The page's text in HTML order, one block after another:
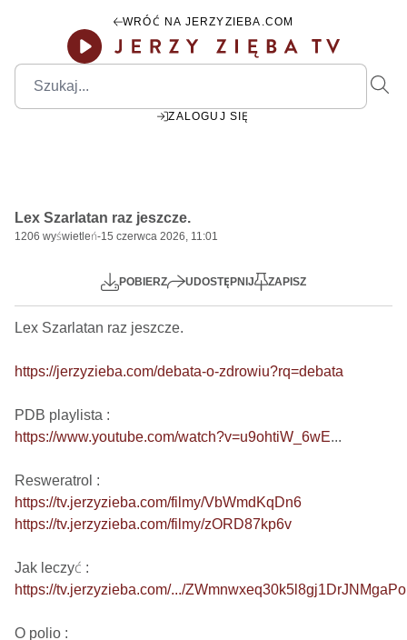
WRÓĆ NA JERZYZIEBA.COM
ZALOGUJ SIĘ
Lex Szarlatan raz jeszcze.
1206 wyświetleń-15 czerwca 2026, 11:01
POBIERZ UDOSTĘPNIJ ZAPISZ
Lex Szarlatan raz jeszcze.
https://jerzyzieba.com/debata-o-zdrowiu?rq=debata
https://www.youtube.com/watch?v=u9ohtiW_6wE...
https://tv.jerzyzieba.com/filmy/VbWmdKqDn6
https://tv.jerzyzieba.com/filmy/zORD87kp6v
https://tv.jerzyzieba.com/.../